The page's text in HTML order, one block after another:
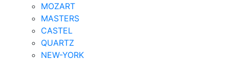
MOZART
MASTERS
CASTEL
QUARTZ
NEW-YORK